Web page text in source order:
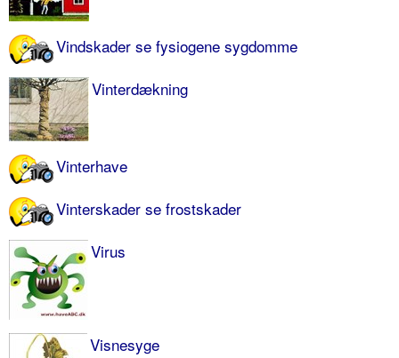
Vindskader se fysiogene sygdomme
Vinterdækning
Vinterhave
Vinterskader se frostskader
Virus
Visnesyge